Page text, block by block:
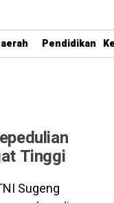
Pendidikan
Tinggi